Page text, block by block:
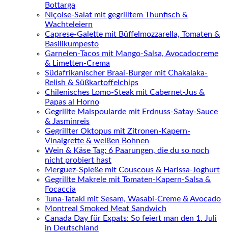
Bottarga
Niçoise-Salat mit gegrilltem Thunfisch &
Wachteleiern
Caprese-Galette mit Büffelmozzarella, Tomaten &
Basilikumpesto
Garnelen-Tacos mit Mango-Salsa, Avocadocreme
& Limetten-Crema
Südafrikanischer Braai-Burger mit Chakalaka-
Relish & Süßkartoffelchips
Chilenisches Lomo-Steak mit Cabernet-Jus &
Papas al Horno
Gegrillte Maispoularde mit Erdnuss-Satay-Sauce
& Jasminreis
Gegrillter Oktopus mit Zitronen-Kapern-
Vinaigrette & weißen Bohnen
Wein & Käse Tag: 6 Paarungen, die du so noch
nicht probiert hast
Merguez-Spieße mit Couscous & Harissa-Joghurt
Gegrillte Makrele mit Tomaten-Kapern-Salsa &
Focaccia
Tuna-Tataki mit Sesam, Wasabi-Creme & Avocado
Montreal Smoked Meat Sandwich
Canada Day für Expats: So feiert man den 1. Juli
in Deutschland